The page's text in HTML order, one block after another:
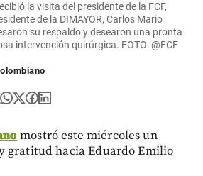
la visita del presidente de la FCF,
de la DIMAYOR, Carlos Mario
su respaldo y desearon una pronta
intervención quirúrgica. FOTO: @FCF
mostró este miércoles un
gratitud hacia Eduardo Emilio